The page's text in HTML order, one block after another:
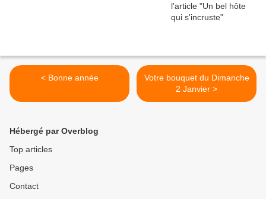
< Bonne année
Votre bouquet du Dimanche
2 Janvier >
Hébergé par Overblog
Top articles
Pages
Contact